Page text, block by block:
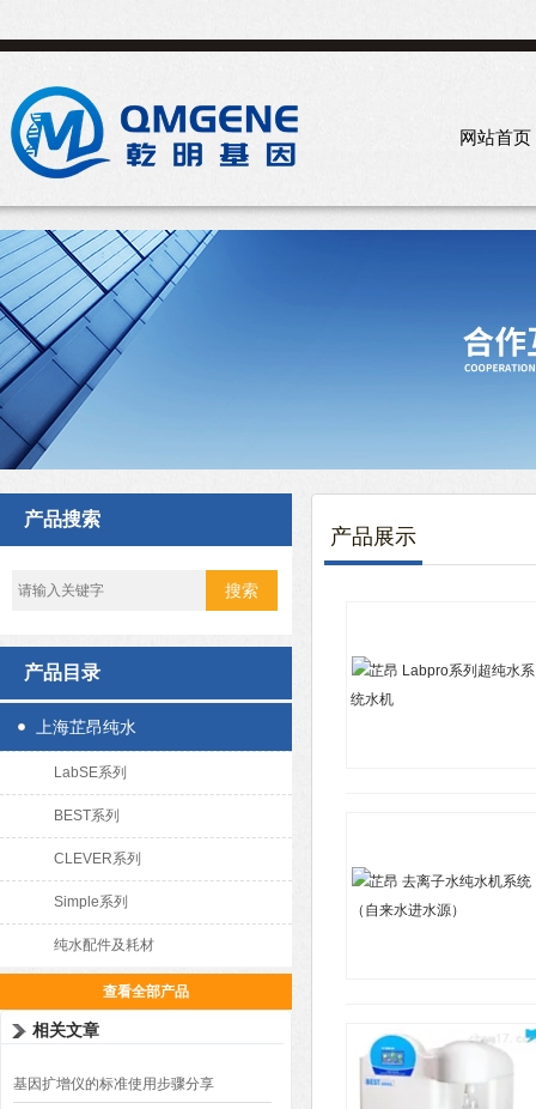
网站首页
产品搜索
产品目录
上海芷昂纯水
LabSE系列
BEST系列
CLEVER系列
Simple系列
纯水配件及耗材
查看全部产品
相关文章
基因扩增仪的标准使用步骤分享
产品展示